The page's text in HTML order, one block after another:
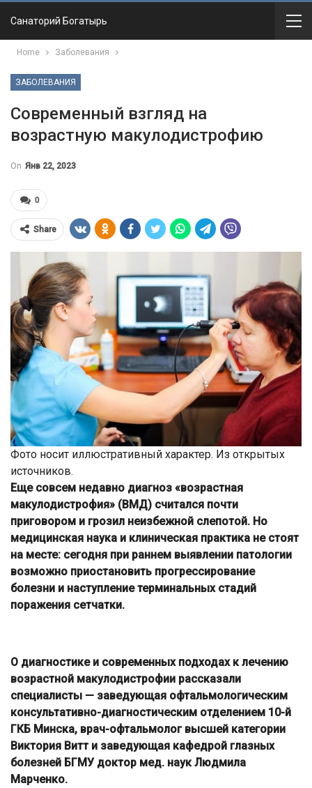
Санаторий Богатырь
Home Заболевания
ЗАБОЛЕВАНИЯ
Современный взгляд на
возрастную макулодистрофию
On Янв 22, 2023
0
Share
Фото носит иллюстративный характер. Из открытых
источников.
Еще совсем недавно диагноз «возрастная
макулодистрофия» (ВМД) считался почти
приговором и грозил неизбежной слепотой. Но
медицинская наука и клиническая практика не стоят
на месте: сегодня при раннем выявлении патологии
возможно приостановить прогрессирование
болезни и наступление терминальных стадий
поражения сетчатки.
О диагностике и современных подходах к лечению
возрастной макулодистрофии рассказали
специалисты — заведующая офтальмологическим
консультативно-диагностическим отделением 10-й
ГКБ Минска, врач-офтальмолог высшей категории
Виктория Витт и заведующая кафедрой глазных
болезней БГМУ доктор мед. наук Людмила
Марченко.